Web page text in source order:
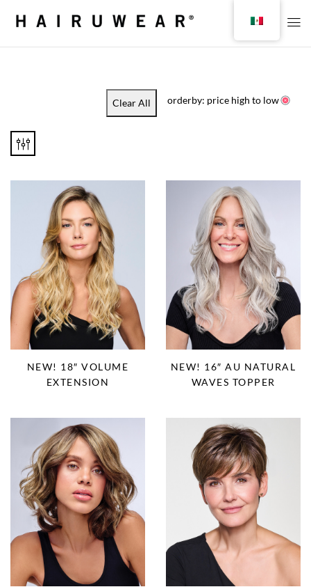
Clear All orderby: price high to low
NEW! 18″ VOLUME
EXTENSION
NEW! 16″ AU NATURAL
WAVES TOPPER